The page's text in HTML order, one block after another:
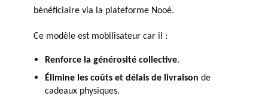
bénéficiaire via la plateforme Nooé.
Ce modèle est mobilisateur car il :
Renforce la générosité collective.
Élimine les coûts et délais de livraisonde
cadeaux physiques.